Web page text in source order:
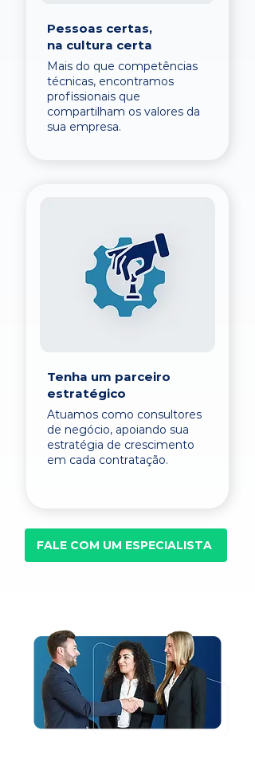
Pessoas certas,
na cultura certa
Mais do que competências
técnicas, encontramos
profissionais que
compartilham os valores da
sua empresa.
Tenha um parceiro
estratégico
Atuamos como consultores
de negócio, apoiando sua
estratégia de crescimento
em cada contratação.
FALE COM UM ESPECIALISTA